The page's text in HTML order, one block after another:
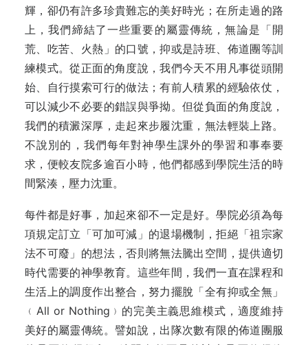
輝，卻仍有許多珍貴難忘的美好時光；在所走過的路
上，我們締結了一些重要的屬靈傳統，無論是「開
荒、吃苦、火熱」的口號，抑或是詩班、佈道團等訓
練模式。從正面的角度說，我們今天不用凡事從頭開
始、自行摸索可行的做法；有前人積累的經驗依仗，
可以減少不必要的錯誤與爭拗。但從負面的角度說，
我們的積澱深厚，走起來步履沈重，無法輕裝上路。
不說別的，我們每年對神學生課外的學習和事奉要
求，便較友院多逾百小時，他們都感到學院生活的時
間緊湊，壓力沈重。
每件都是好事，加起來卻不一定是好。學院必須為每
項規定訂立「可加可減」的退場機制，拒絕「祖宗家
法不可廢」的想法，否則將無法騰出空間，提供適切
時代需要的神學教育。這些年間，我們一直在課程和
生活上的調度作出整合，努力擺脫「全有抑或全無」
﹙All or Nothing﹚的完美主義思維模式，適度維持
美好的屬靈傳統。譬如說，出隊次數有限的佈道團服